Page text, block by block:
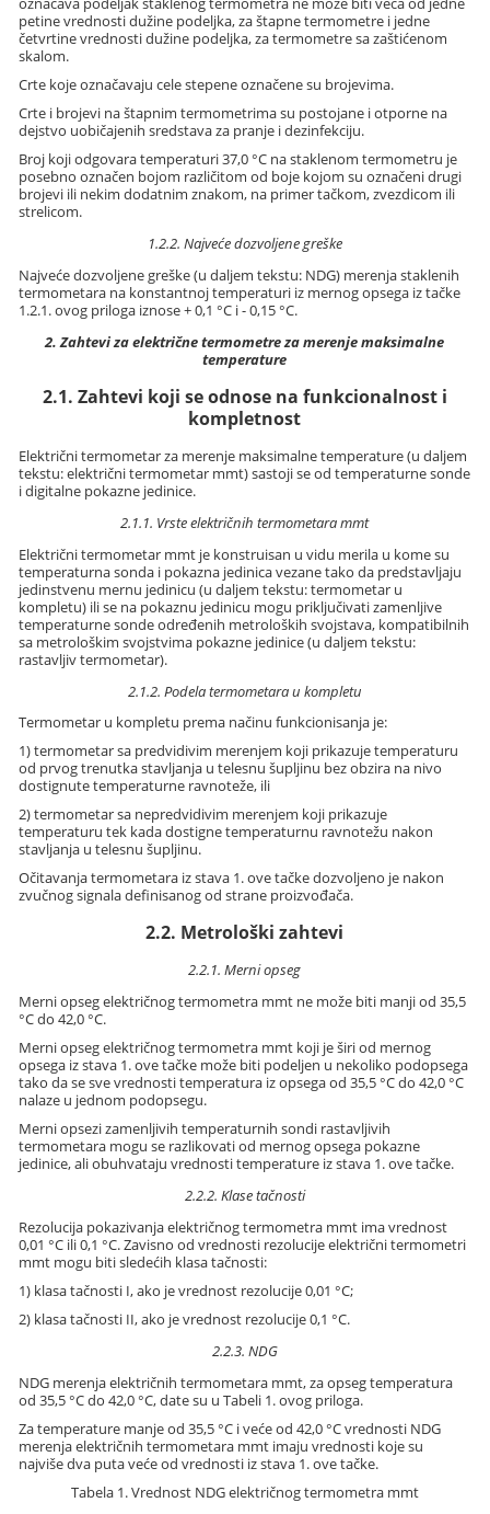
petine vrednosti dužine podeljka, za štapne termometre i jedne
četvrtine vrednosti dužine podeljka, za termometre sa zaštićenom
skalom.
Crte koje označavaju cele stepene označene su brojevima.
Crte i brojevi na štapnim termometrima su postojane i otporne na
dejstvo uobičajenih sredstava za pranje i dezinfekciju.
Broj koji odgovara temperaturi 37,0 °C na staklenom termometru je
posebno označen bojom različitom od boje kojom su označeni drugi
brojevi ili nekim dodatnim znakom, na primer tačkom, zvezdicom ili
strelicom.
1.2.2. Najveće dozvoljene greške
Najveće dozvoljene greške (u daljem tekstu: NDG) merenja staklenih
termometara na konstantnoj temperaturi iz mernog opsega iz tačke
1.2.1. ovog priloga iznose + 0,1 °C i - 0,15 °C.
2. Zahtevi za električne termometre za merenje maksimalne
temperature
2.1. Zahtevi koji se odnose na funkcionalnost i
kompletnost
Električni termometar za merenje maksimalne temperature (u daljem
tekstu: električni termometar mmt) sastoji se od temperaturne sonde
i digitalne pokazne jedinice.
2.1.1. Vrste električnih termometara mmt
Električni termometar mmt je konstruisan u vidu merila u kome su
temperaturna sonda i pokazna jedinica vezane tako da predstavljaju
jedinstvenu mernu jedinicu (u daljem tekstu: termometar u
kompletu) ili se na pokaznu jedinicu mogu priključivati zamenljive
temperaturne sonde određenih metroloških svojstava, kompatibilnih
sa metrološkim svojstvima pokazne jedinice (u daljem tekstu:
rastavljiv termometar).
2.1.2. Podela termometara u kompletu
Termometar u kompletu prema načinu funkcionisanja je:
1) termometar sa predvidivim merenjem koji prikazuje temperaturu
od prvog trenutka stavljanja u telesnu šupljinu bez obzira na nivo
dostignute temperaturne ravnoteže, ili
2) termometar sa nepredvidivim merenjem koji prikazuje
temperaturu tek kada dostigne temperaturnu ravnotežu nakon
stavljanja u telesnu šupljinu.
Očitavanja termometara iz stava 1. ove tačke dozvoljeno je nakon
zvučnog signala definisanog od strane proizvođača.
2.2. Metrološki zahtevi
2.2.1. Merni opseg
Merni opseg električnog termometra mmt ne može biti manji od 35,5
°C do 42,0 °C.
Merni opseg električnog termometra mmt koji je širi od mernog
opsega iz stava 1. ove tačke može biti podeljen u nekoliko podopsega
tako da se sve vrednosti temperatura iz opsega od 35,5 °C do 42,0 °C
nalaze u jednom podopsegu.
Merni opsezi zamenljivih temperaturnih sondi rastavljivih
termometara mogu se razlikovati od mernog opsega pokazne
jedinice, ali obuhvataju vrednosti temperature iz stava 1. ove tačke.
2.2.2. Klase tačnosti
Rezolucija pokazivanja električnog termometra mmt ima vrednost
0,01 °C ili 0,1 °C. Zavisno od vrednosti rezolucije električni termometri
mmt mogu biti sledećih klasa tačnosti:
1) klasa tačnosti I, ako je vrednost rezolucije 0,01 °C;
2) klasa tačnosti II, ako je vrednost rezolucije 0,1 °C.
2.2.3. NDG
NDG merenja električnih termometara mmt, za opseg temperatura
od 35,5 °C do 42,0 °C, date su u Tabeli 1. ovog priloga.
Za temperature manje od 35,5 °C i veće od 42,0 °C vrednosti NDG
merenja električnih termometara mmt imaju vrednosti koje su
najviše dva puta veće od vrednosti iz stava 1. ove tačke.
Tabela 1. Vrednost NDG električnog termometra mmt